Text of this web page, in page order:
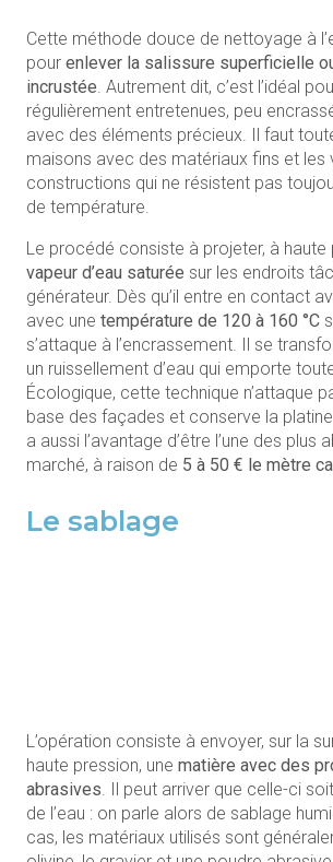
Cette méthode douce de nettoyage à
pour enlever la salissure superficielle
incrustée. Autrement dit, c’est l’idéal
régulièrement entretenues, peu
avec des éléments précieux. Il faut
maisons avec des matériaux fins et les
constructions qui ne résistent pas
de température.
Le procédé consiste à projeter, à haute
vapeur d’eau saturée sur les endroits
générateur. Dès qu’il entre en contact
avec une température de 120 à 160 °C
s’attaque à l’encrassement. Il se
un ruissellement d’eau qui emporte
Écologique, cette technique n’attaque
base des façades et conserve la
a aussi l’avantage d’être l’une des plus
marché, à raison de 5 à 50 € le mètre
Le sablage
L’opération consiste à envoyer, sur la
haute pression, une matière avec des
abrasives. Il peut arriver que celle-ci
de l’eau : on parle alors de sablage
cas, les matériaux utilisés sont